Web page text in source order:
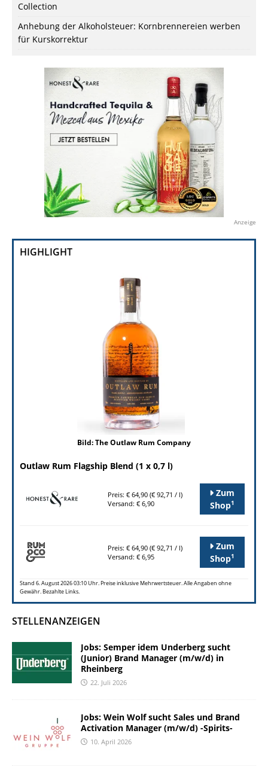
Collection
Anhebung der Alkoholsteuer: Kornbrennereien werben
für Kurskorrektur
Anzeige
HIGHLIGHT
Bild: The Outlaw Rum Company
Outlaw Rum Flagship Blend (1 x 0,7 l)
Preis: € 64,90 (€ 92,71 / l)
Versand: € 6,90
Zum
Shop1
Preis: € 64,90 (€ 92,71 / l)
Versand: € 6,95
Zum
Shop1
Stand 6. August 2026 03:10 Uhr. Preise inklusive Mehrwertsteuer. Alle Angaben ohne
Gewähr. Bezahlte Links.
STELLENANZEIGEN
Jobs: Semper idem Underberg sucht
(Junior) Brand Manager (m/w/d) in
Rheinberg
22. Juli 2026
Jobs: Wein Wolf sucht Sales und Brand
Activation Manager (m/w/d) -Spirits-
10. April 2026